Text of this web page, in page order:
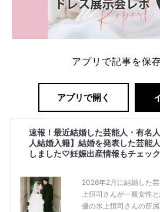
アプリで記事を保
アプリで開く
速報！最近結婚した芸能人・有名
人結婚入籍】結婚を発表した芸能
しました♡妊娠出産情報もチェック
2026年2月に結婚した
上恒司さんが一般女性
優の水上恒司さんの所